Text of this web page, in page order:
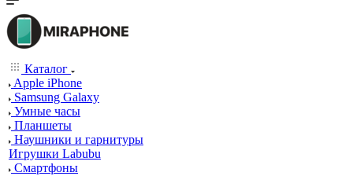
Каталог
Apple iPhone
Samsung Galaxy
Умные часы
Планшеты
Наушники и гарнитуры
Игрушки Labubu
Смартфоны